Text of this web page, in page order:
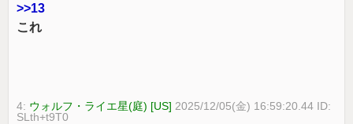
>>13
これ
4: ウォルフ・ライエ星(庭) [US] 2025/12/05(金) 16:59:20.44 ID:
SLth+t9T0